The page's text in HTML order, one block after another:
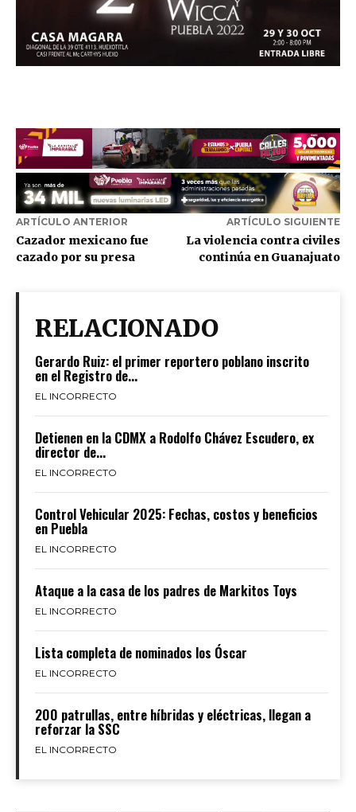
ARTÍCULO ANTERIOR
Cazador mexicano fue
cazado por su presa
ARTÍCULO SIGUIENTE
La violencia contra civiles
continúa en Guanajuato
RELACIONADO
Gerardo Ruiz: el primer reportero poblano inscrito
en el Registro de...
EL INCORRECTO
Detienen en la CDMX a Rodolfo Chávez Escudero, ex
director de...
EL INCORRECTO
Control Vehicular 2025: Fechas, costos y beneficios
en Puebla
EL INCORRECTO
Ataque a la casa de los padres de Markitos Toys
EL INCORRECTO
Lista completa de nominados los Óscar
EL INCORRECTO
200 patrullas, entre híbridas y eléctricas, llegan a
reforzar la SSC
EL INCORRECTO